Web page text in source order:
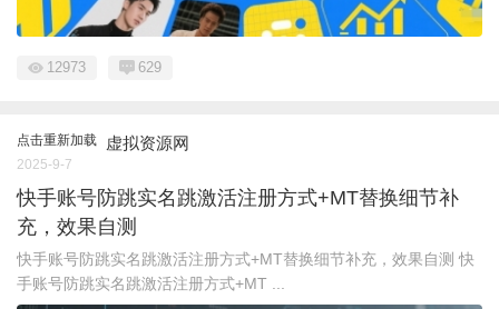
12973 629
点击重新加载 虚拟资源网
2025-9-7
快手账号防跳实名跳激活注册方式+MT替换细节补
充，效果自测
快手账号防跳实名跳激活注册方式+MT替换细节补充，效果自测 快
手账号防跳实名跳激活注册方式+MT ...